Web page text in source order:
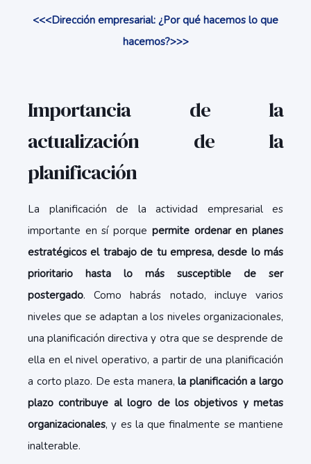
<<<Dirección empresarial: ¿Por qué hacemos lo que
hacemos?>>>
Importancia de la
actualización de la
planificación
La planificación de la actividad empresarial es
importante en sí porque permite ordenar en planes
estratégicos el trabajo de tu empresa, desde lo más
prioritario hasta lo más susceptible de ser
postergado. Como habrás notado, incluye varios
niveles que se adaptan a los niveles organizacionales,
una planificación directiva y otra que se desprende de
ella en el nivel operativo, a partir de una planificación
a corto plazo. De esta manera,la planificación a largo
plazo contribuye al logro de los objetivos y metas
organizacionales, y es la que finalmente se mantiene
inalterable.